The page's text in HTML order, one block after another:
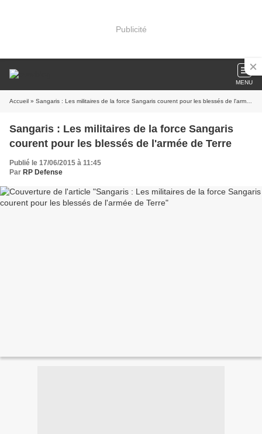
Publicité
MENU
Accueil » Sangaris : Les militaires de la force Sangaris courent pour les blessés de l'armée de Terre
Sangaris : Les militaires de la force Sangaris
courent pour les blessés de l'armée de Terre
Publié le 17/06/2015 à 11:45
Par RP Defense